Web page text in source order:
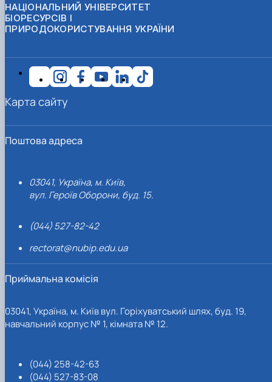
НАЦІОНАЛЬНИЙ УНІВЕРСИТЕТ
БІОРЕСУРСІВ І
ПРИРОДОКОРИСТУВАННЯ УКРАЇНИ
Поштова адреса
03041, Україна, м. Київ,
вул. Героїв Оборони, буд. 15.
(044) 527-82-42
rectorat@nubip.edu.ua
Приймальна комісія
03041, Україна, м. Київ вул. Горіхуватський шлях, буд. 19,
навчальний корпус № 1, кімната № 12.
(044) 258-42-63
(044) 527-83-08
Карта сайту